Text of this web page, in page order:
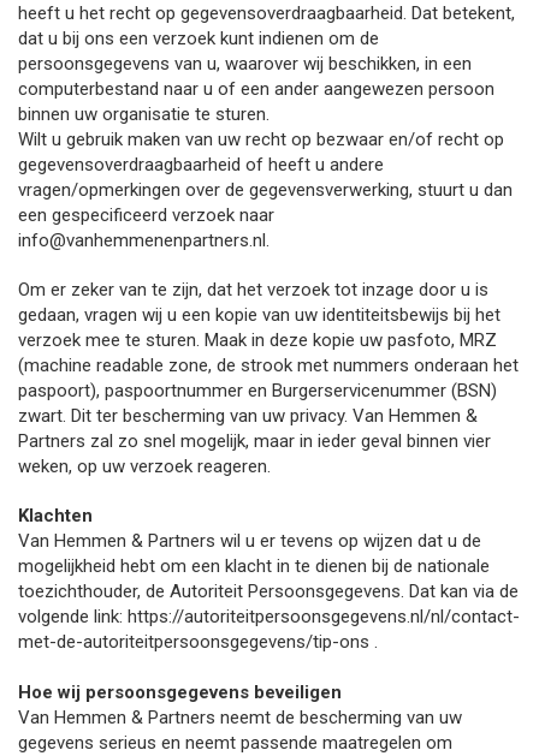
heeft u het recht op gegevensoverdraagbaarheid. Dat betekent,
dat u bij ons een verzoek kunt indienen om de
persoonsgegevens van u, waarover wij beschikken, in een
computerbestand naar u of een ander aangewezen persoon
binnen uw organisatie te sturen.
Wilt u gebruik maken van uw recht op bezwaar en/of recht op
gegevensoverdraagbaarheid of heeft u andere
vragen/opmerkingen over de gegevensverwerking, stuurt u dan
een gespecificeerd verzoek naar
info@vanhemmenenpartners.nl.
Om er zeker van te zijn, dat het verzoek tot inzage door u is
gedaan, vragen wij u een kopie van uw identiteitsbewijs bij het
verzoek mee te sturen. Maak in deze kopie uw pasfoto, MRZ
(machine readable zone, de strook met nummers onderaan het
paspoort), paspoortnummer en Burgerservicenummer (BSN)
zwart. Dit ter bescherming van uw privacy. Van Hemmen &
Partners zal zo snel mogelijk, maar in ieder geval binnen vier
weken, op uw verzoek reageren.
Klachten
Van Hemmen & Partners wil u er tevens op wijzen dat u de
mogelijkheid hebt om een klacht in te dienen bij de nationale
toezichthouder, de Autoriteit Persoonsgegevens. Dat kan via de
volgende link: https://autoriteitpersoonsgegevens.nl/nl/contact-
met-de-autoriteitpersoonsgegevens/tip-ons .
Hoe wij persoonsgegevens beveiligen
Van Hemmen & Partners neemt de bescherming van uw
gegevens serieus en neemt passende maatregelen om